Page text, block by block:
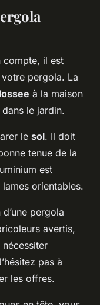
compte, il est
pergola. La
à la maison
le jardin.
le sol. Il doit
tenue de la
est
orientables.
pergola
avertis,
pas à
les offres.